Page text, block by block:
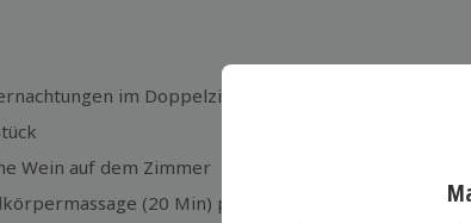
im Doppelzimmer im Resort Reitenberger
Wein auf dem Zimmer
(20 Min) pro Person